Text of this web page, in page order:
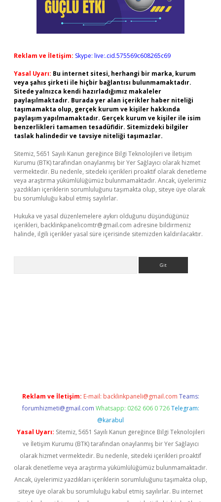
Reklam ve İletişim: Skype: live:.cid.575569c608265c69
Yasal Uyarı: Bu internet sitesi, herhangi bir marka, kurum
veya şahıs şirketi ile hiçbir bağlantısı bulunmamaktadır.
Sitede yalnızca kendi hazırladığımız makaleler
paylaşılmaktadır. Burada yer alan içerikler haber niteliği
taşımamakta olup, gerçek kurum ve kişiler hakkında
paylaşım yapılmamaktadır. Gerçek kurum ve kişiler ile isim
benzerlikleri tamamen tesadüfidir. Sitemizdeki bilgiler
taslak halindedir ve tavsiye niteliği taşımazlar.
Sitemiz, 5651 Sayılı Kanun gereğince Bilgi Teknolojileri ve İletişim
Kurumu (BTK) tarafından onaylanmış bir Yer Sağlayıcı olarak hizmet
vermektedir. Bu nedenle, sitedeki içerikleri proaktif olarak denetleme
veya araştırma yükümlülüğümüz bulunmamaktadır. Ancak, üyelerimiz
yazdıkları içeriklerin sorumluluğunu taşımakta olup, siteye üye olarak
bu sorumluluğu kabul etmiş sayılırlar.
Hukuka ve yasal düzenlemelere aykırı olduğunu düşündüğünüz
içerikleri, backlinkpanelicomtr@gmail.com adresine bildirmeniz
halinde, ilgili içerikler yasal süre içerisinde sitemizden kaldırılacaktır.
Reklam ve İletişim: E-mail: backlinkpaneli@gmail.com Teams:
forumhizmeti@gmail.com Whatsapp: 0262 606 0 726 Telegram:
@karabul
Yasal Uyarı: Sitemiz, 5651 Sayılı Kanun gereğince Bilgi Teknolojileri
ve İletişim Kurumu (BTK) tarafından onaylanmış bir Yer Sağlayıcı
olarak hizmet vermektedir. Bu nedenle, sitedeki içerikleri proaktif
olarak denetleme veya araştırma yükümlülüğümüz bulunmamaktadır.
Ancak, üyelerimiz yazdıkları içeriklerin sorumluluğunu taşımakta olup,
siteye üye olarak bu sorumluluğu kabul etmiş sayılırlar. Bu internet